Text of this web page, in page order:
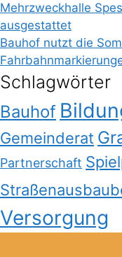
Mehrzweckhalle
ausgestattet
Bauhof nutzt die
Schlagwörter
Bauhof
Gemeinderat
Partnerschaft
Versorgung